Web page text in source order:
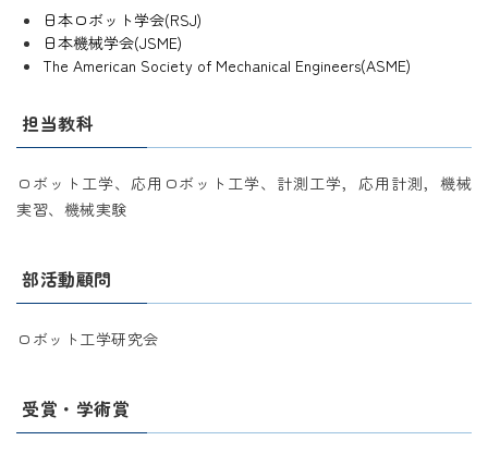
日本ロボット学会(RSJ)
日本機械学会(JSME)
The American Society of Mechanical Engineers(ASME)
担当教科
ロボット工学、応用ロボット工学、計測工学，応用計測，機械
実習、機械実験
部活動顧問
ロボット工学研究会
受賞・学術賞